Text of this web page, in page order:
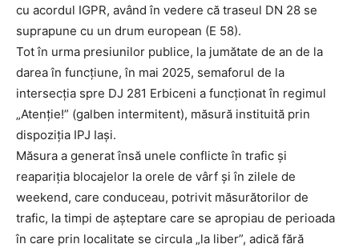
cu acordul IGPR, având în vedere că traseul DN 28 se
suprapune cu un drum european (E 58).
Tot în urma presiunilor publice, la jumătate de an de la
darea în funcțiune, în mai 2025, semaforul de la
intersecția spre DJ 281 Erbiceni a funcționat în regimul
„Atenție!” (galben intermitent), măsură instituită prin
dispoziția IPJ Iași.
Măsura a generat însă unele conflicte în trafic și
reapariția blocajelor la orele de vârf și în zilele de
weekend, care conduceau, potrivit măsurătorilor de
trafic, la timpi de așteptare care se apropiau de perioada
în care prin localitate se circula „la liber”, adică fără